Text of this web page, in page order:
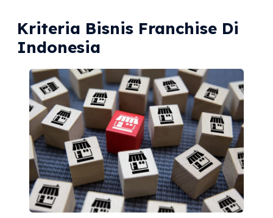
Kriteria Bisnis Franchise Di
Indonesia